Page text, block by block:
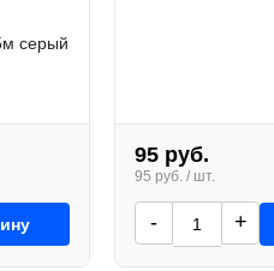
серый
95 руб.
95 руб. / шт.
- +